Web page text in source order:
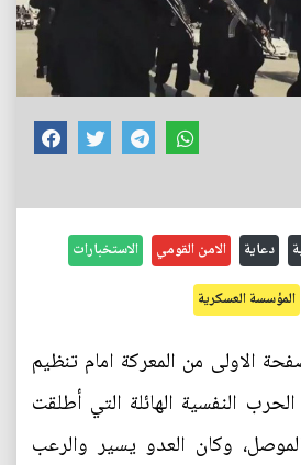
دعاية الامن القومي الاستخبارات
المؤسسة العسكرية
الاولى من المعركة امام تنظيم
النفسية الهائلة التي أطلقت
وكان العدو يسير والرعب